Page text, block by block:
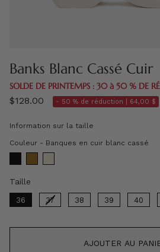
Banks Blanc Cassé Cuir
SOLDE DE PRINTEMPS : 30 à 50 % DE
$128.00 - 50 % de réduction | 64,00 $
Information sur la taille
Couleur - Banques en cuir blanc cassé
Taille
36 37 38 39 40
AJOUTER AU